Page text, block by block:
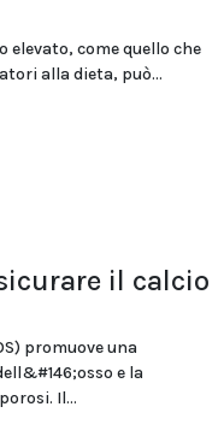
elevato, come quello che
alla dieta, può...
il calcio
promuove una
e la
Il...